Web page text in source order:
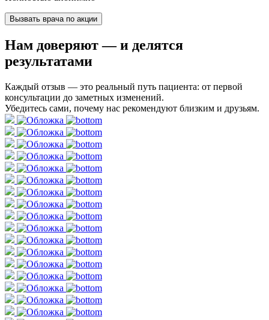
Вызвать врача по акции
Нам доверяют— и делятся
результатами
Каждый отзыв — это реальный путь пациента: от первой
консультации до заметных изменений.
Убедитесь сами, почему нас рекомендуют близким и друзьям.